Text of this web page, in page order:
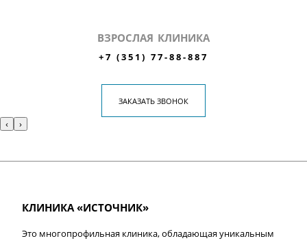
ВЗРОСЛАЯ КЛИНИКА
+7 (351) 77-88-887
ЗАКАЗАТЬ ЗВОНОК
‹ ›
КЛИНИКА «ИСТОЧНИК»
Это многопрофильная клиника, обладающая уникальным